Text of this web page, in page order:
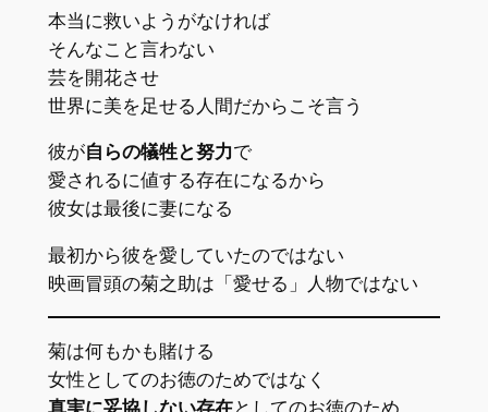
本当に救いようがなければ
そんなこと言わない
芸を開花させ
世界に美を足せる人間だからこそ言う
彼が自らの犠牲と努力で
愛されるに値する存在になるから
彼女は最後に妻になる
最初から彼を愛していたのではない
映画冒頭の菊之助は「愛せる」人物ではない
菊は何もかも賭ける
女性としてのお徳のためではなく
真実に妥協しない存在としてのお徳のため